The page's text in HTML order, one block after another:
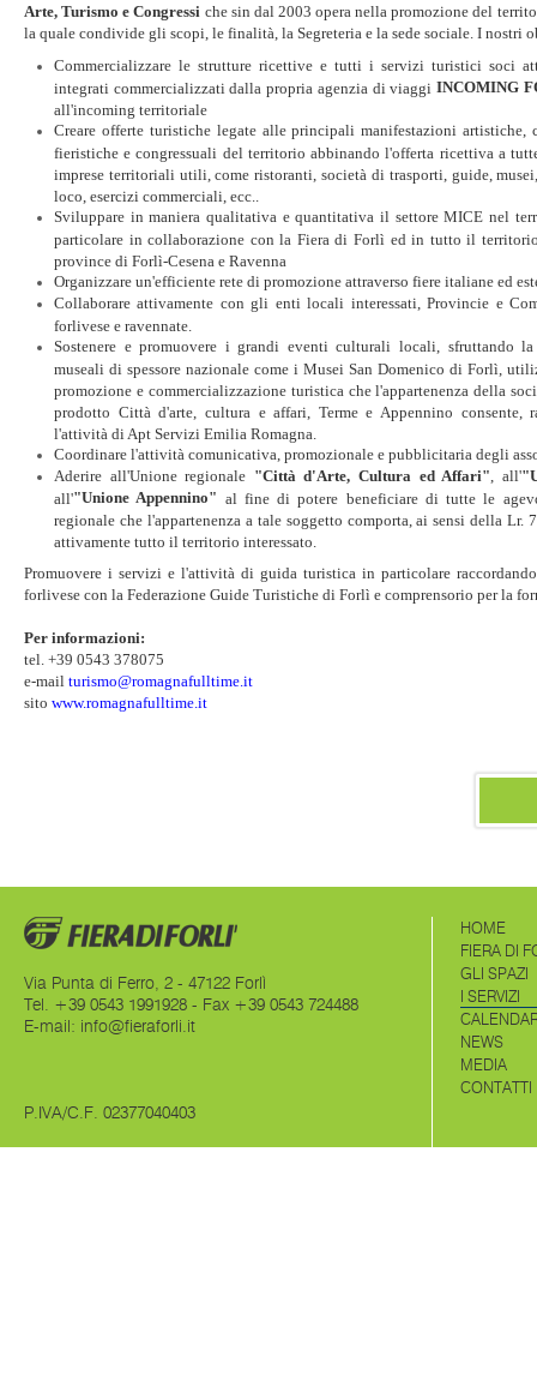
Arte, Turismo e Congressi che sin dal 2003 opera nella promozione del
la quale condivide gli scopi, le finalità, la Segreteria e la sede sociale. I nostri
Commercializzare le strutture ricettive e tutti i servizi turistici soci
integrati commercializzati dalla propria agenzia di viaggi INCOMING
all'incoming territoriale
Creare offerte turistiche legate alle principali manifestazioni artistiche,
fieristiche e congressuali del territorio abbinando l'offerta ricettiva a
imprese territoriali utili, come ristoranti, società di trasporti, guide,
loco, esercizi commerciali, ecc..
Sviluppare in maniera qualitativa e quantitativa il settore MICE nel
particolare in collaborazione con la Fiera di Forlì ed in tutto il
province di Forlì-Cesena e Ravenna
Organizzare un'efficiente rete di promozione attraverso fiere italiane ed
Collaborare attivamente con gli enti locali interessati, Provincie e
forlivese e ravennate.
Sostenere e promuovere i grandi eventi culturali locali, sfruttando
museali di spessore nazionale come i Musei San Domenico di Forlì,
promozione e commercializzazione turistica che l'appartenenza della
prodotto Città d'arte, cultura e affari, Terme e Appennino consente,
l'attività di Apt Servizi Emilia Romagna.
Coordinare l'attività comunicativa, promozionale e pubblicitaria degli
Aderire all'Unione regionale "Città d'Arte, Cultura ed Affari", all'
all'"Unione Appennino" al fine di potere beneficiare di tutte le
regionale che l'appartenenza a tale soggetto comporta, ai sensi della Lr.
attivamente tutto il territorio interessato.
Promuovere i servizi e l'attività di guida turistica in particolare
forlivese con la Federazione Guide Turistiche di Forlì e comprensorio per la
Per informazioni:
tel. +39 0543 378075
e-mail turismo@romagnafulltime.it
sito www.romagnafulltime.it
Via Punta di Ferro, 2 - 47122 Forlì
Tel. +39 0543 1991928 - Fax +39 0543 724488
E-mail: info@fieraforli.it
P.IVA/C.F. 02377040403
HOME
FIERA DI
GLI SPAZI
I SERVIZI
NEWS
MEDIA
CONTATTI